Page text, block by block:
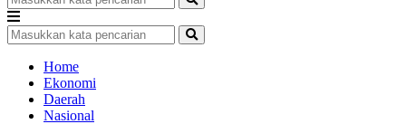
Home
Ekonomi
Daerah
Nasional